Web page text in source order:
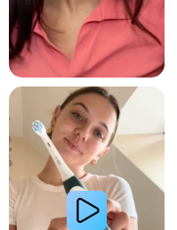
Lire la vidéo : La routine du matin d’une